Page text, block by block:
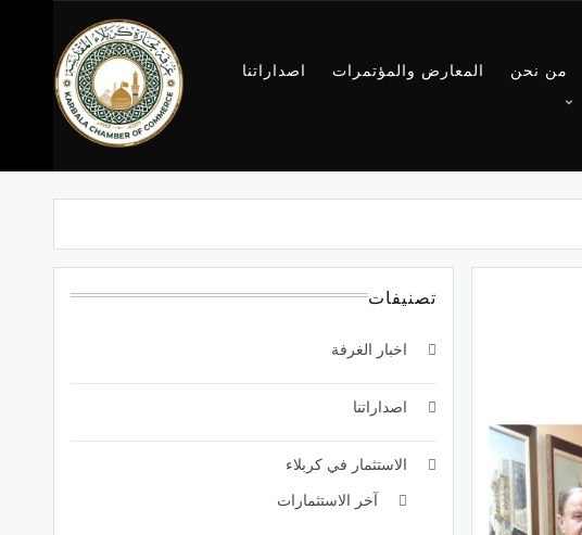
من نحن المعارض والمؤتمرات
اصداراتنا
غرفة تجارة
تصنيفات
اخبار الغرفة
اصداراتنا
الاستثمار في كربلاء
آخر الاستثمارات